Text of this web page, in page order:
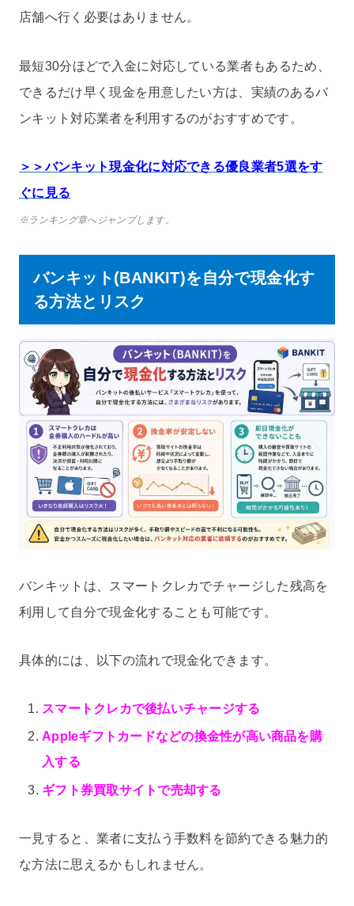
店舗へ行く必要はありません。
最短30分ほどで入金に対応している業者もあるため、
できるだけ早く現金を用意したい方は、実績のあるバ
ンキット対応業者を利用するのがおすすめです。
＞＞バンキット現金化に対応できる優良業者5選をす
ぐに見る
※ランキング章へジャンプします。
バンキット(BANKIT)を自分で現金化す
る方法とリスク
バンキットは、スマートクレカでチャージした残高を
利用して自分で現金化することも可能です。
具体的には、以下の流れで現金化できます。
スマートクレカで後払いチャージする
Appleギフトカードなどの換金性が高い商品を購
入する
ギフト券買取サイトで売却する
一見すると、業者に支払う手数料を節約できる魅力的
な方法に思えるかもしれません。